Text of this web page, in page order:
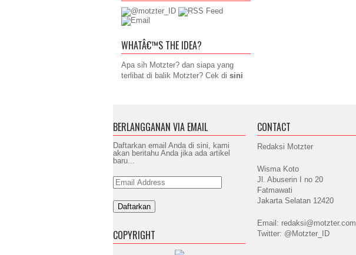
WHATÂ€™S THE IDEA?
Apa sih Motzter? dan siapa yang
terlibat di balik Motzter? Cek di sini
BERLANGGANAN VIA EMAIL
Daftarkan email Anda di sini, kami
akan beritahu Anda jika ada artikel
baru...
Email
Address
COPYRIGHT
CONTACT
Redaksi Motzter
Wisma Koto
Jl. Abuserin I no 20
Fatmawati
Jakarta Selatan 12420
Email: redaksi@motzter.com
Twitter: @Motzter_ID